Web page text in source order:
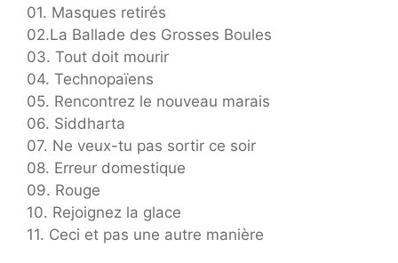
01. Masques retirés
02.La Ballade des Grosses Boules
03. Tout doit mourir
04. Technopaïens
05. Rencontrez le nouveau marais
06. Siddharta
07. Ne veux-tu pas sortir ce soir
08. Erreur domestique
09. Rouge
10. Rejoignez la glace
11. Ceci et pas une autre manière